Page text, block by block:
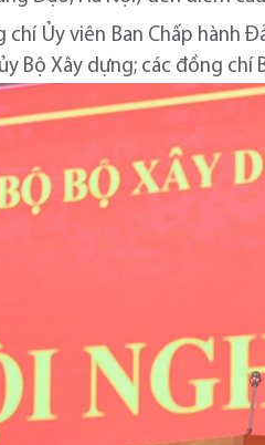
chí Ủy viên Ban Chấp hành
Bộ Xây dựng; các đồng